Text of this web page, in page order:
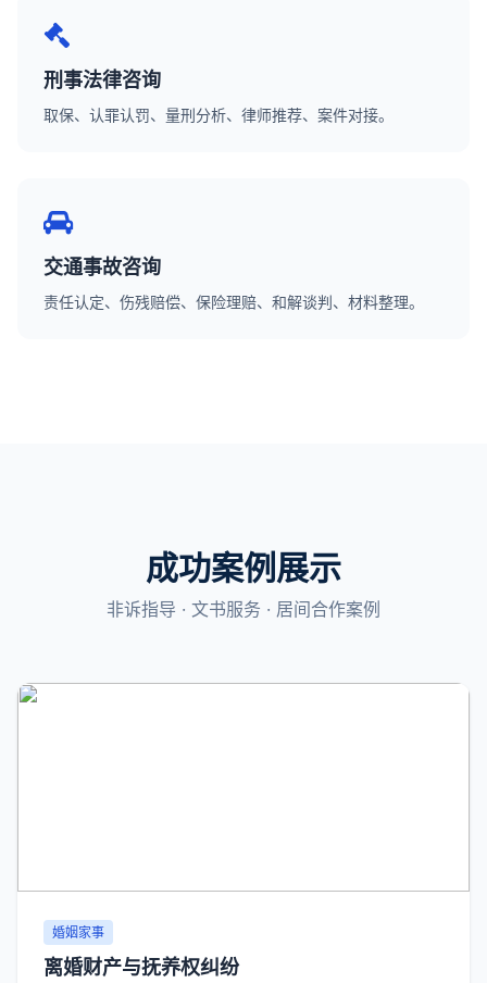
刑事法律咨询
取保、认罪认罚、量刑分析、律师推荐、案件对接。
交通事故咨询
责任认定、伤残赔偿、保险理赔、和解谈判、材料整理。
成功案例展示
非诉指导 · 文书服务 · 居间合作案例
婚姻家事
离婚财产与抚养权纠纷